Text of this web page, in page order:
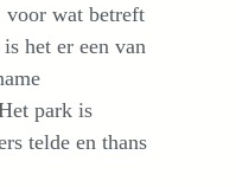
voor wat betreft
het er een van
park is
telde en thans